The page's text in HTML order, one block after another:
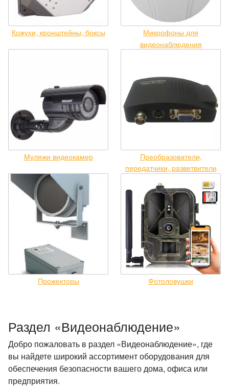
Кожухи, кронштейны, боксы
Микрофоны для
видеонаблюдения
Муляжи видеокамер
Преобразователи,
передатчики, разветвители
Прожекторы Фотоловушки
Раздел «Видеонаблюдение»
Добро пожаловать в раздел «Видеонаблюдение», где
вы найдете широкий ассортимент оборудования для
обеспечения безопасности вашего дома, офиса или
предприятия.